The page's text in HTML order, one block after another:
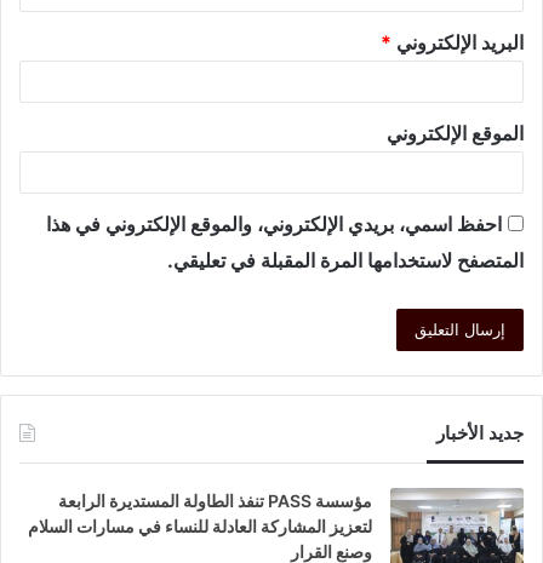
البريد الإلكتروني *
الموقع الإلكتروني
احفظ اسمي، بريدي الإلكتروني، والموقع الإلكتروني في هذا
المتصفح لاستخدامها المرة المقبلة في تعليقي.
جديد الأخبار
مؤسسة PASS تنفذ الطاولة المستديرة الرابعة
لتعزيز المشاركة العادلة للنساء في مسارات السلام
وصنع القرار